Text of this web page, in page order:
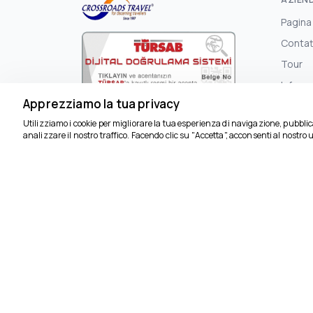
Crossroads Travel - 3716
Türkmen, Turgut Özal Blv. Dragon Apt.
Tour
Apprezziamo la tua privacy
Utilizziamo i cookie per migliorare la tua esperienza di navigazione,
analizzare il nostro traffico. Facendo clic su "Accetta", acconsenti al nostro